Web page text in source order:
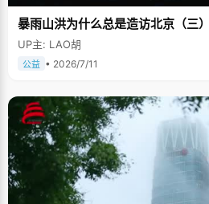
暴雨山洪为什么总是造访北京（三）
UP主: LAO胡
公益 • 2026/7/11